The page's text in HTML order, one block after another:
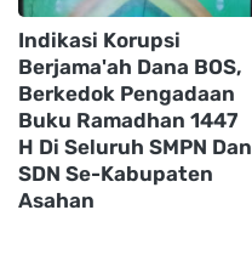
Indikasi Korupsi
Berjama'ah Dana BOS,
Berkedok Pengadaan
Buku Ramadhan 1447
H Di Seluruh SMPN Dan
SDN Se-Kabupaten
Asahan